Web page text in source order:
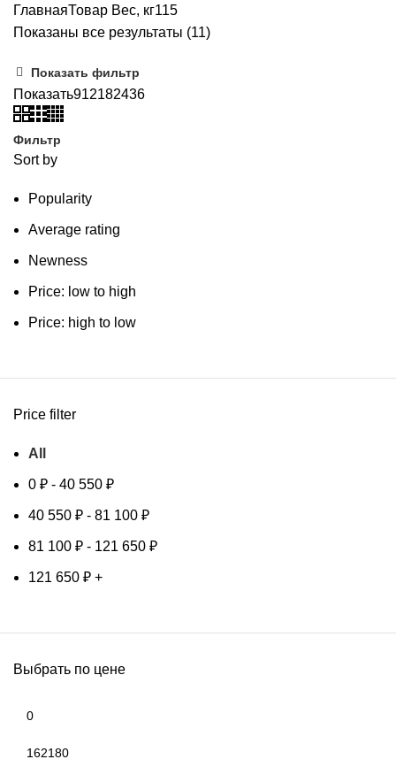
ГлавнаяТовар Вес, кг115
Показаны все результаты (11)Цены:
Показать фильтр
Показать912182436
Фильтр
Sort by
Popularity
Average rating
Newness
Price: low to high
Price: high to low
Price filter
All
0 ₽ - 40 550 ₽
40 550 ₽ - 81 100 ₽
81 100 ₽ - 121 650 ₽
121 650 ₽ +
Выбрать по цене